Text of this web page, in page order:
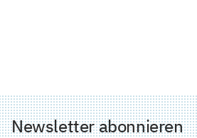
Newsletter abonnieren